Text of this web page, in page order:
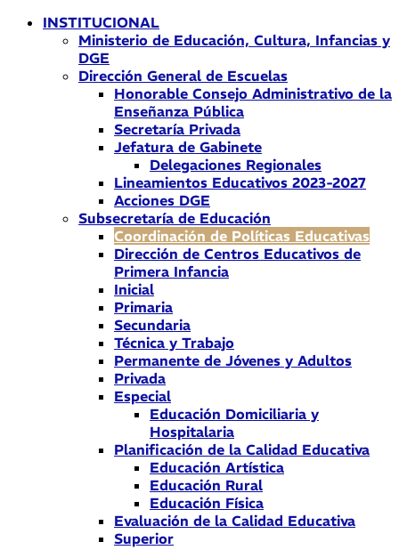
INSTITUCIONAL
Ministerio de Educación, Cultura, Infancias y
DGE
Dirección General de Escuelas
Honorable Consejo Administrativo de la
Enseñanza Pública
Secretaría Privada
Jefatura de Gabinete
Delegaciones Regionales
Lineamientos Educativos 2023-2027
Acciones DGE
Subsecretaría de Educación
Coordinación de Políticas Educativas
Dirección de Centros Educativos de
Primera Infancia
Inicial
Primaria
Secundaria
Técnica y Trabajo
Permanente de Jóvenes y Adultos
Privada
Especial
Educación Domiciliaria y
Hospitalaria
Planificación de la Calidad Educativa
Educación Artística
Educación Rural
Educación Física
Evaluación de la Calidad Educativa
Superior